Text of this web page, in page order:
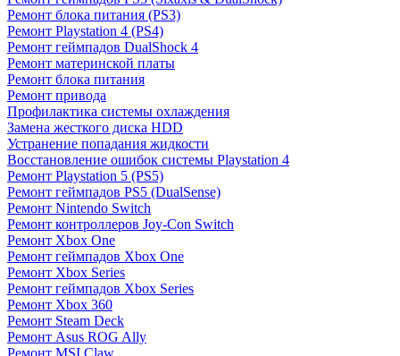
Ремонт блока питания (PS3)
Ремонт Playstation 4 (PS4)
Ремонт геймпадов DualShock 4
Ремонт материнской платы
Ремонт блока питания
Ремонт привода
Профилактика системы охлаждения
Замена жесткого диска HDD
Устранение попадания жидкости
Восстановление ошибок системы Playstation 4
Ремонт Playstation 5 (PS5)
Ремонт геймпадов PS5 (DualSense)
Ремонт Nintendo Switch
Ремонт контроллеров Joy-Con Switch
Ремонт Xbox One
Ремонт геймпадов Xbox One
Ремонт Xbox Series
Ремонт геймпадов Xbox Series
Ремонт Xbox 360
Ремонт Steam Deck
Ремонт Asus ROG Ally
Ремонт MSI Claw